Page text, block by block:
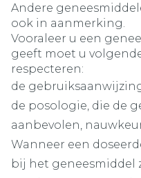
Andere
ook in aanmerking.
Vooraleer u een
geeft moet u
respecteren:
de
de posologie, die de
aanbevolen,
Wanneer een
bij het geneesmiddel